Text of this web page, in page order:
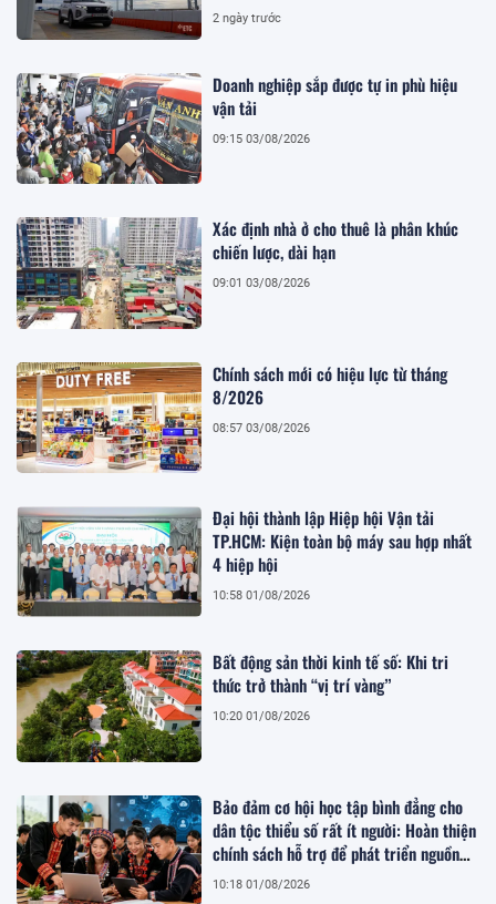
2 ngày trước
Doanh nghiệp sắp được tự in phù hiệu
vận tải
09:15 03/08/2026
Xác định nhà ở cho thuê là phân khúc
chiến lược, dài hạn
09:01 03/08/2026
Chính sách mới có hiệu lực từ tháng
8/2026
08:57 03/08/2026
Đại hội thành lập Hiệp hội Vận tải
TP.HCM: Kiện toàn bộ máy sau hợp nhất
4 hiệp hội
10:58 01/08/2026
Bất động sản thời kinh tế số: Khi tri
thức trở thành “vị trí vàng”
10:20 01/08/2026
Bảo đảm cơ hội học tập bình đẳng cho
dân tộc thiểu số rất ít người: Hoàn thiện
chính sách hỗ trợ để phát triển nguồn
nhân lực bền vững
10:18 01/08/2026